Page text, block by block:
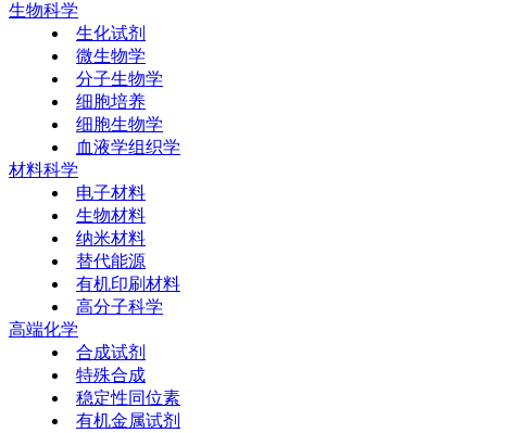
生物科学
生化试剂
微生物学
分子生物学
细胞培养
细胞生物学
血液学组织学
材料科学
电子材料
生物材料
纳米材料
替代能源
有机印刷材料
高分子科学
高端化学
合成试剂
特殊合成
稳定性同位素
有机金属试剂